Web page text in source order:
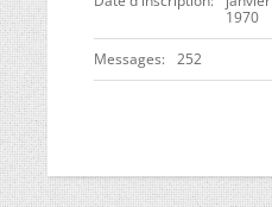
1970
Messages 252